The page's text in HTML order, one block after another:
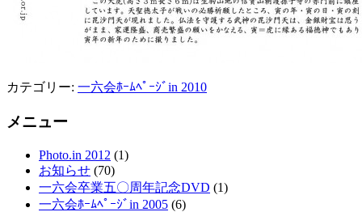
カテゴリー: 一六会ﾎｰﾑﾍﾟｰｼﾞin 2010
メニュー
Photo.in 2012 (1)
お知らせ (70)
一六会卒業五〇周年記念DVD (1)
一六会ﾎｰﾑﾍﾟｰｼﾞin 2005 (6)